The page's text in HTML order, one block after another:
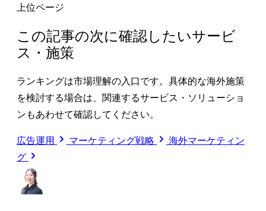
上位ページ
この記事の次に確認したいサービ
ス・施策
ランキングは市場理解の入口です。具体的な海外施策
を検討する場合は、関連するサービス・ソリューショ
ンもあわせて確認してください。
広告運用 マーケティング戦略
海外マーケティン
グ